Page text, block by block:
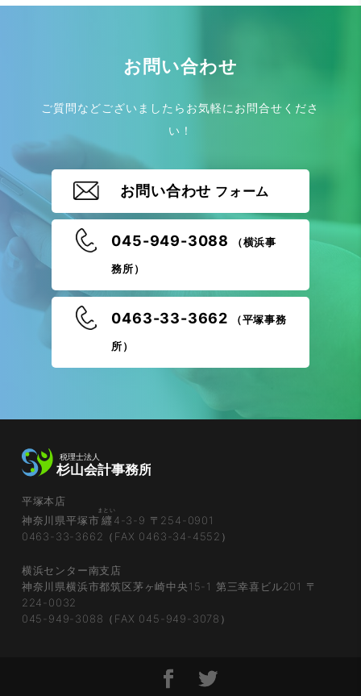
お問い合わせ
ご質問などございましたらお気軽にお問合せくださ
い！
お問い合わせ フォーム
045-949-3088 （横浜事
務所）
0463-33-3662 （平塚事務
所）
平塚本店
神奈川県平塚市纒
まとい
4-3-9 〒254-0901
0463-33-3662（FAX 0463-34-4552）
横浜センター南支店
神奈川県横浜市都筑区茅ヶ崎中央15-1 第三幸喜ビル201 〒
224-0032
045-949-3088（FAX 045-949-3078）